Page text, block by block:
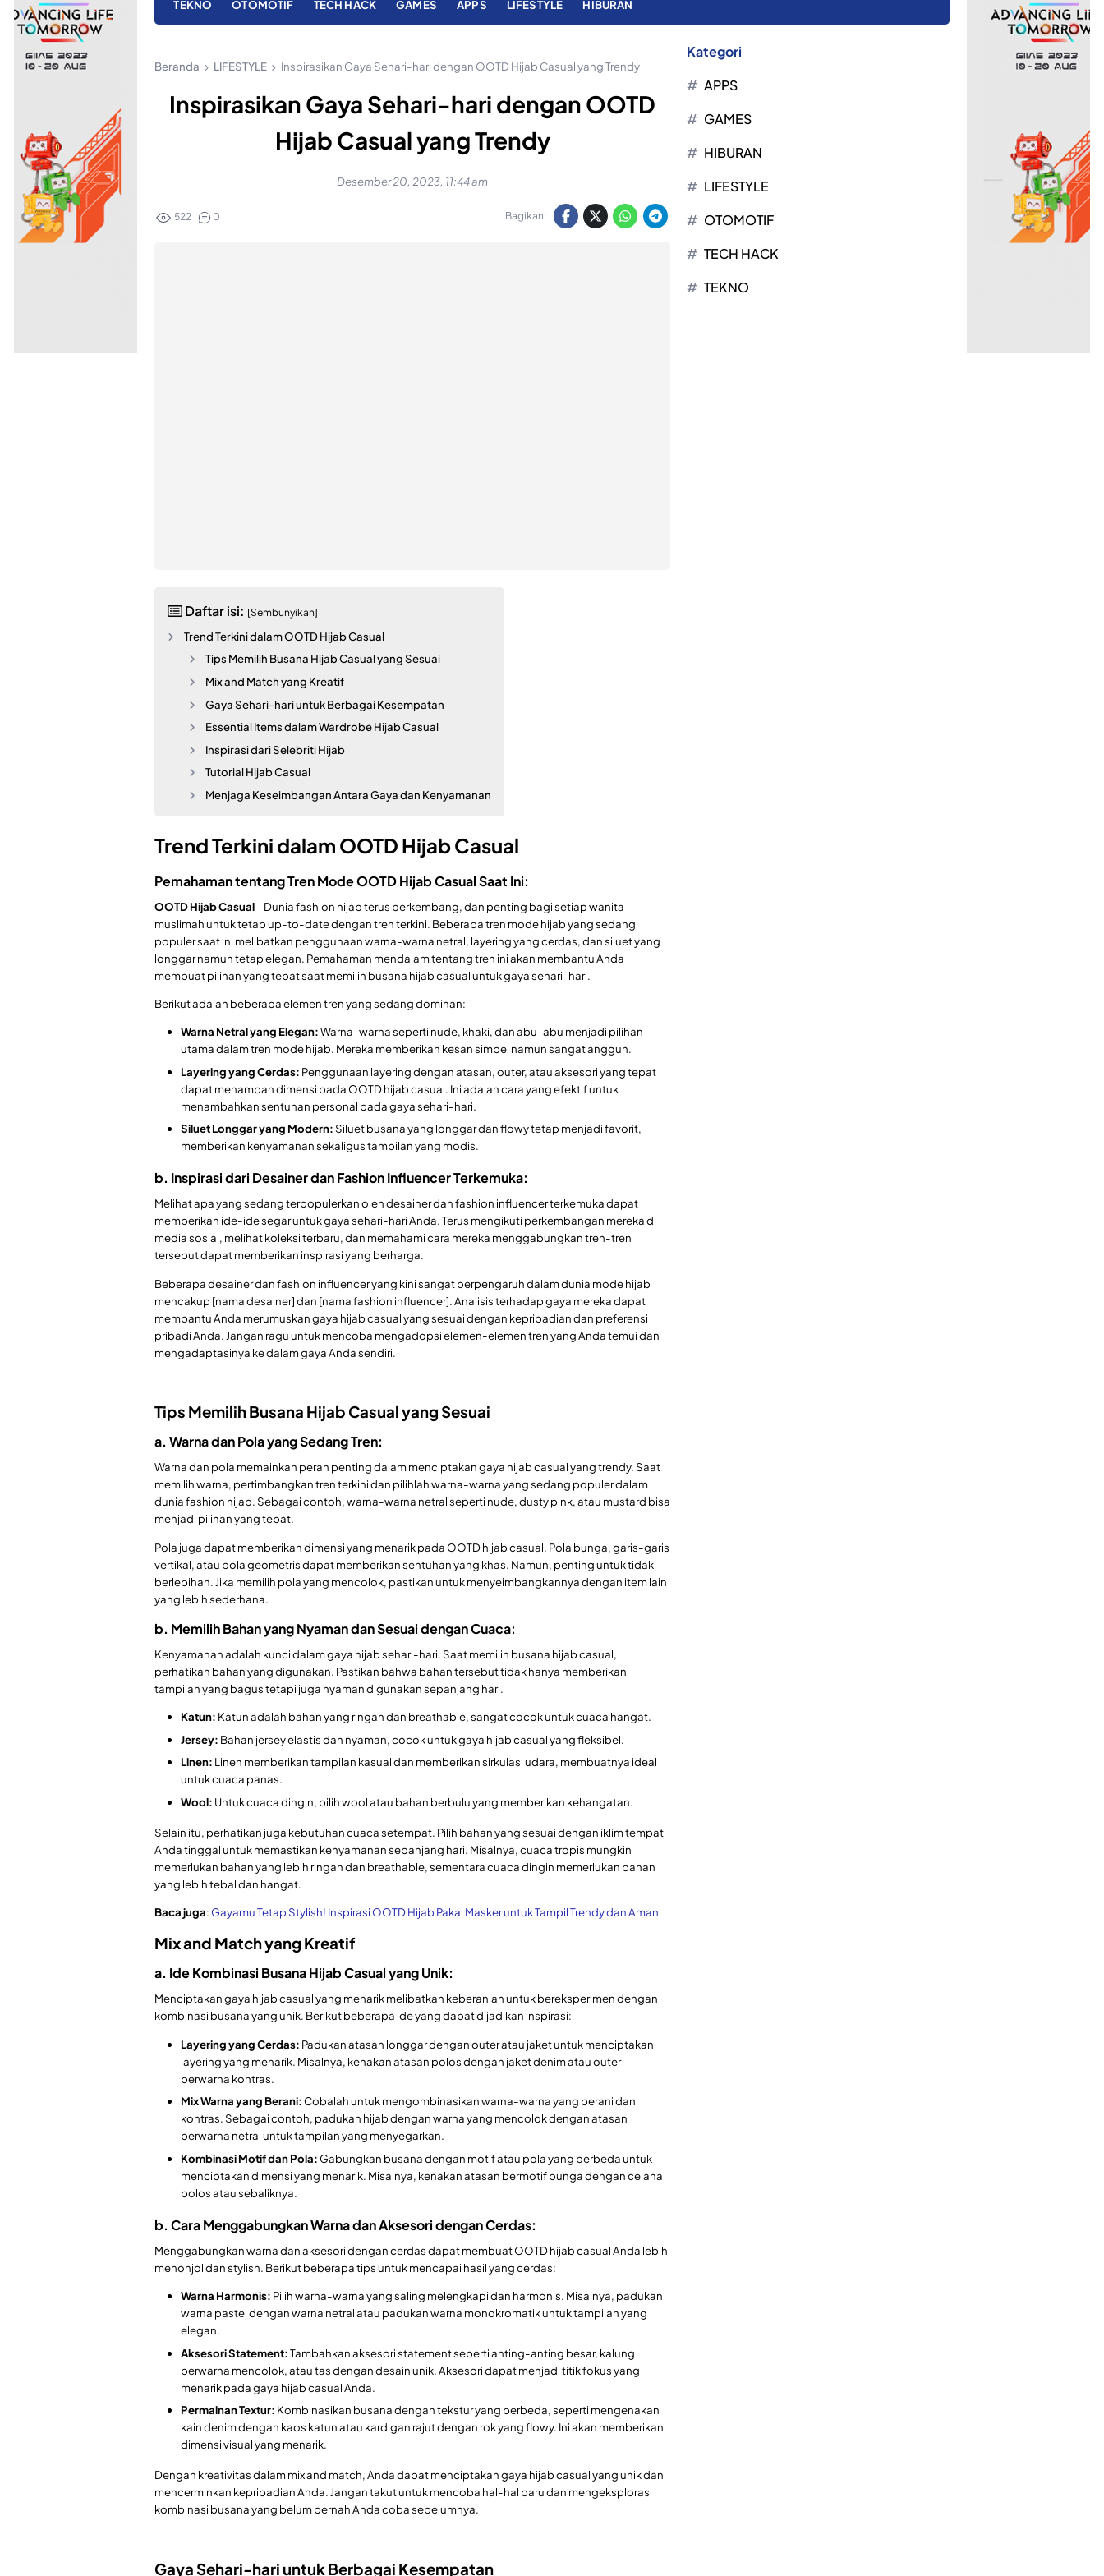
TEKNO OTOMOTIF TECH HACK GAMES APPS LIFESTYLE HIBURAN
Beranda LIFESTYLE Inspirasikan Gaya Sehari-hari dengan OOTD Hijab Casual yang Trendy
Inspirasikan Gaya Sehari-hari dengan OOTD
Hijab Casual yang Trendy
Desember 20, 2023, 11:44 am
522 0 Bagikan:
Daftar isi: [Sembunyikan]
Trend Terkini dalam OOTD Hijab Casual
Tips Memilih Busana Hijab Casual yang Sesuai
Mix and Match yang Kreatif
Gaya Sehari-hari untuk Berbagai Kesempatan
Essential Items dalam Wardrobe Hijab Casual
Inspirasi dari Selebriti Hijab
Tutorial Hijab Casual
Menjaga Keseimbangan Antara Gaya dan Kenyamanan
Trend Terkini dalam OOTD Hijab Casual
Pemahaman tentang Tren Mode OOTD Hijab Casual Saat Ini:
OOTD Hijab Casual– Dunia fashion hijab terus berkembang, dan penting bagi setiap wanita
muslimah untuk tetap up-to-date dengan tren terkini. Beberapa tren mode hijab yang sedang
populer saat ini melibatkan penggunaan warna-warna netral, layering yang cerdas, dan siluet yang
longgar namun tetap elegan. Pemahaman mendalam tentang tren ini akan membantu Anda
membuat pilihan yang tepat saat memilih busana hijab casual untuk gaya sehari-hari.
Berikut adalah beberapa elemen tren yang sedang dominan:
Warna Netral yang Elegan:Warna-warna seperti nude, khaki, dan abu-abu menjadi pilihan
utama dalam tren mode hijab. Mereka memberikan kesan simpel namun sangat anggun.
Layering yang Cerdas: Penggunaan layering dengan atasan, outer, atau aksesori yang tepat
dapat menambah dimensi pada OOTD hijab casual. Ini adalah cara yang efektif untuk
menambahkan sentuhan personal pada gaya sehari-hari.
Siluet Longgar yang Modern:Siluet busana yang longgar dan flowy tetap menjadi favorit,
memberikan kenyamanan sekaligus tampilan yang modis.
b. Inspirasi dari Desainer dan Fashion Influencer Terkemuka:
Melihat apa yang sedang terpopulerkan oleh desainer dan fashion influencer terkemuka dapat
memberikan ide-ide segar untuk gaya sehari-hari Anda. Terus mengikuti perkembangan mereka di
media sosial, melihat koleksi terbaru, dan memahami cara mereka menggabungkan tren-tren
tersebut dapat memberikan inspirasi yang berharga.
Beberapa desainer dan fashion influencer yang kini sangat berpengaruh dalam dunia mode hijab
mencakup [nama desainer] dan [nama fashion influencer]. Analisis terhadap gaya mereka dapat
membantu Anda merumuskan gaya hijab casual yang sesuai dengan kepribadian dan preferensi
pribadi Anda. Jangan ragu untuk mencoba mengadopsi elemen-elemen tren yang Anda temui dan
mengadaptasinya ke dalam gaya Anda sendiri.
Tips Memilih Busana Hijab Casual yang Sesuai
a. Warna dan Pola yang Sedang Tren:
Warna dan pola memainkan peran penting dalam menciptakan gaya hijab casual yang trendy. Saat
memilih warna, pertimbangkan tren terkini dan pilihlah warna-warna yang sedang populer dalam
dunia fashion hijab. Sebagai contoh, warna-warna netral seperti nude, dusty pink, atau mustard bisa
menjadi pilihan yang tepat.
Pola juga dapat memberikan dimensi yang menarik pada OOTD hijab casual. Pola bunga, garis-garis
vertikal, atau pola geometris dapat memberikan sentuhan yang khas. Namun, penting untuk tidak
berlebihan. Jika memilih pola yang mencolok, pastikan untuk menyeimbangkannya dengan item lain
yang lebih sederhana.
b. Memilih Bahan yang Nyaman dan Sesuai dengan Cuaca:
Kenyamanan adalah kunci dalam gaya hijab sehari-hari. Saat memilih busana hijab casual,
perhatikan bahan yang digunakan. Pastikan bahwa bahan tersebut tidak hanya memberikan
tampilan yang bagus tetapi juga nyaman digunakan sepanjang hari.
Katun: Katun adalah bahan yang ringan dan breathable, sangat cocok untuk cuaca hangat.
Jersey: Bahan jersey elastis dan nyaman, cocok untuk gaya hijab casual yang fleksibel.
Linen: Linen memberikan tampilan kasual dan memberikan sirkulasi udara, membuatnya ideal
untuk cuaca panas.
Wool: Untuk cuaca dingin, pilih wool atau bahan berbulu yang memberikan kehangatan.
Selain itu, perhatikan juga kebutuhan cuaca setempat. Pilih bahan yang sesuai dengan iklim tempat
Anda tinggal untuk memastikan kenyamanan sepanjang hari. Misalnya, cuaca tropis mungkin
memerlukan bahan yang lebih ringan dan breathable, sementara cuaca dingin memerlukan bahan
yang lebih tebal dan hangat.
Baca juga: Gayamu Tetap Stylish! Inspirasi OOTD Hijab Pakai Masker untuk Tampil Trendy dan Aman
Mix and Match yang Kreatif
a. Ide Kombinasi Busana Hijab Casual yang Unik:
Menciptakan gaya hijab casual yang menarik melibatkan keberanian untuk bereksperimen dengan
kombinasi busana yang unik. Berikut beberapa ide yang dapat dijadikan inspirasi:
Layering yang Cerdas: Padukan atasan longgar dengan outer atau jaket untuk menciptakan
layering yang menarik. Misalnya, kenakan atasan polos dengan jaket denim atau outer
berwarna kontras.
Mix Warna yang Berani: Cobalah untuk mengombinasikan warna-warna yang berani dan
kontras. Sebagai contoh, padukan hijab dengan warna yang mencolok dengan atasan
berwarna netral untuk tampilan yang menyegarkan.
Kombinasi Motif dan Pola: Gabungkan busana dengan motif atau pola yang berbeda untuk
menciptakan dimensi yang menarik. Misalnya, kenakan atasan bermotif bunga dengan celana
polos atau sebaliknya.
b. Cara Menggabungkan Warna dan Aksesori dengan Cerdas:
Menggabungkan warna dan aksesori dengan cerdas dapat membuat OOTD hijab casual Anda lebih
menonjol dan stylish. Berikut beberapa tips untuk mencapai hasil yang cerdas:
Warna Harmonis: Pilih warna-warna yang saling melengkapi dan harmonis. Misalnya, padukan
warna pastel dengan warna netral atau padukan warna monokromatik untuk tampilan yang
elegan.
Aksesori Statement:Tambahkan aksesori statement seperti anting-anting besar, kalung
berwarna mencolok, atau tas dengan desain unik. Aksesori dapat menjadi titik fokus yang
menarik pada gaya hijab casual Anda.
Permainan Textur: Kombinasikan busana dengan tekstur yang berbeda, seperti mengenakan
kain denim dengan kaos katun atau kardigan rajut dengan rok yang flowy. Ini akan memberikan
dimensi visual yang menarik.
Dengan kreativitas dalam mix and match, Anda dapat menciptakan gaya hijab casual yang unik dan
mencerminkan kepribadian Anda. Jangan takut untuk mencoba hal-hal baru dan mengeksplorasi
kombinasi busana yang belum pernah Anda coba sebelumnya.
Gaya Sehari-hari untuk Berbagai Kesempatan
Kategori
APPS
GAMES
HIBURAN
LIFESTYLE
OTOMOTIF
TECH HACK
TEKNO